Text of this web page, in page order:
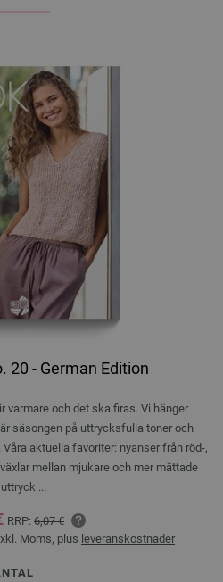
20 - German Edition
varmare och det ska firas. Vi hänger
säsongen på uttrycksfulla toner och
aktuella favoriter: nyanser från röd-,
mellan mjukare och mer mättade
uttryck ...
RRP: 6,07 €
Moms, plus leveranskostnader